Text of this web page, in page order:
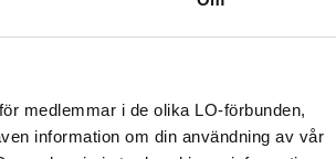
medlemmar i de olika LO-förbunden,
information om din användning av vår